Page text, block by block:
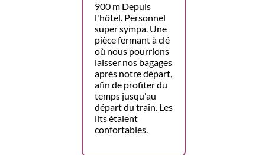
900 m Depuis
l'hôtel. Personnel
super sympa. Une
pièce fermant à clé
où nous pourrions
laisser nos bagages
après notre départ,
afin de profiter du
temps jusqu'au
départ du train. Les
lits étaient
confortables.